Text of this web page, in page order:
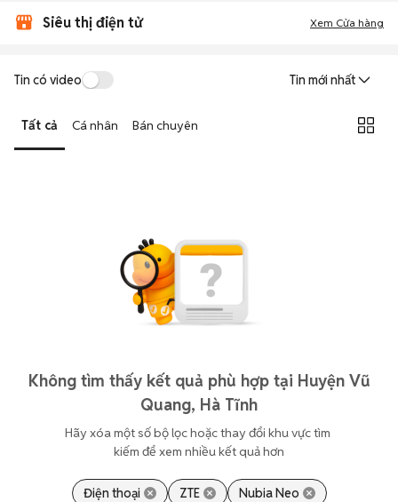
Siêu thị điện tử Xem Cửa hàng
Tin có video Tin mới nhất
Tất cả Cá nhân Bán chuyên
Không tìm thấy kết quả phù hợp tại Huyện Vũ
Quang, Hà Tĩnh
Hãy xóa một số bộ lọc hoặc thay đổi khu vực tìm
kiếm để xem nhiều kết quả hơn
Điện thoại ZTE Nubia Neo